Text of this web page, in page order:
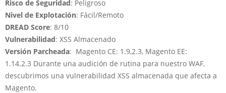
Risco de Seguridad: Peligroso
Nivel de Explotación: Fácil/Remoto
DREAD Score: 8/10
Vulnerabilidad: XSS Almacenado
Versión Parcheada: Magento CE: 1.9,2.3, Magento EE:
1.14.2.3 Durante una audición de rutina para nuestro WAF,
descubrimos una vulnerabilidad XSS almacenada que afecta a
Magento.